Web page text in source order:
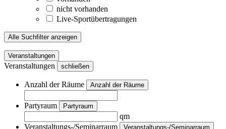
nicht vorhanden
Live-Sportübertragungen
Alle Suchfilter anzeigen
Veranstaltungen
Veranstaltungen schließen
Anzahl der Räume Anzahl der Räume
Partyraum Partyraum
qm
Veranstaltungs-/Seminarraum
Veranstaltungs-/Seminarraum